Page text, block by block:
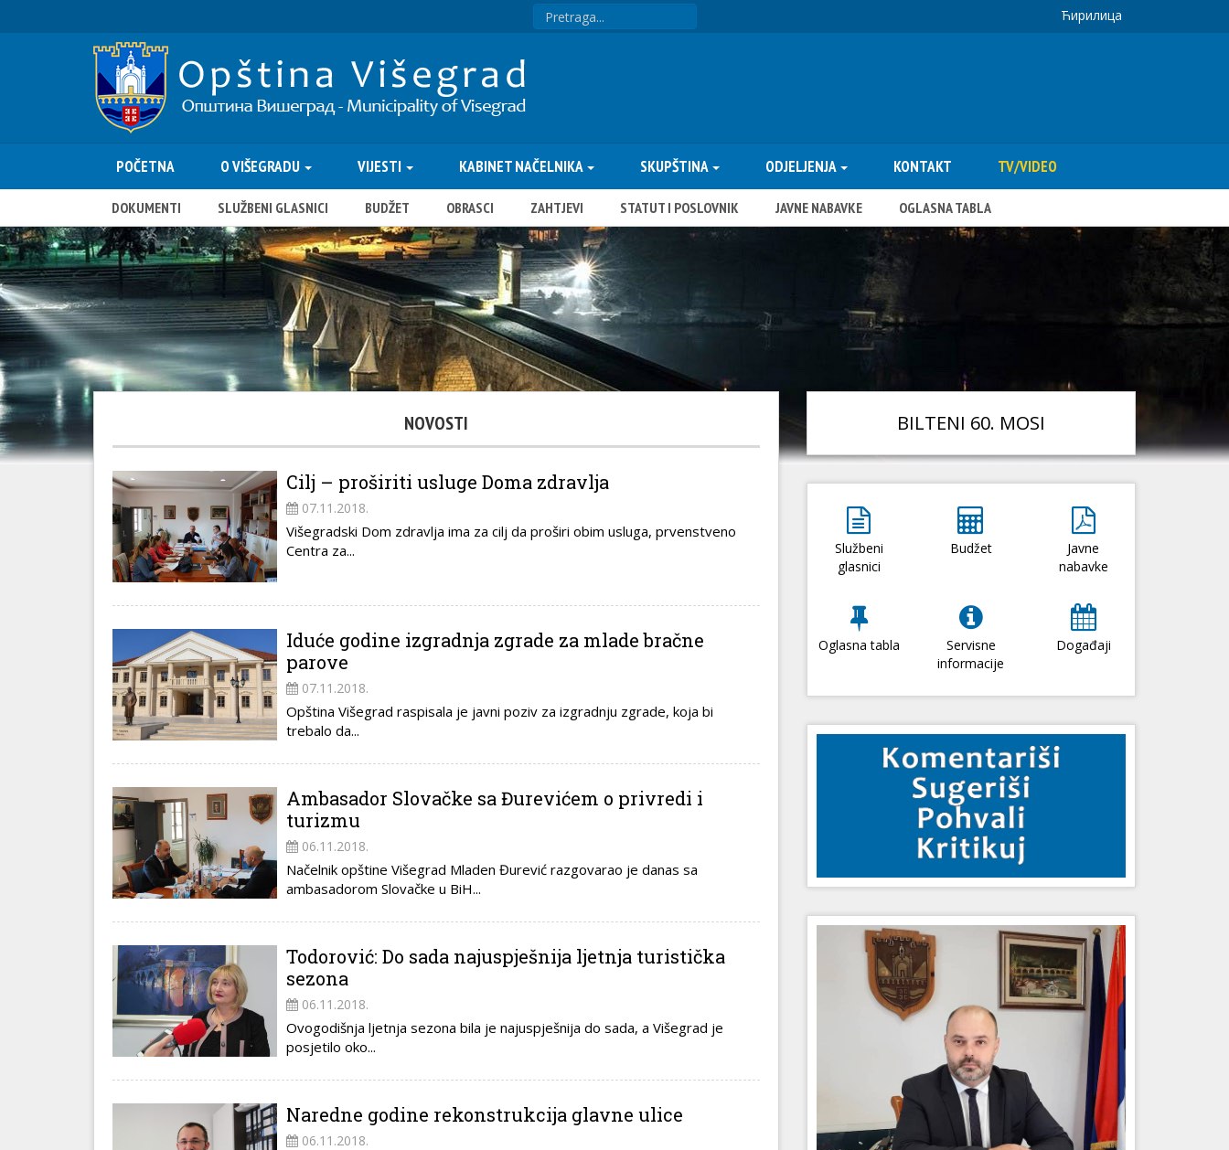
Ћирилица
POČETNA O VIŠEGRADU VIJESTI KABINET NAČELNIKA SKUPŠTINA ODJELJENJA KONTAKT TV/VIDEO
DOKUMENTI SLUŽBENI GLASNICI BUDŽET OBRASCI ZAHTJEVI STATUT I POSLOVNIK JAVNE NABAVKE OGLASNA TABLA
NOVOSTI
Cilj – proširiti usluge Doma zdravlja
07.11.2018.
Višegradski Dom zdravlja ima za cilj da proširi obim usluga, prvenstveno
Centra za...
Iduće godine izgradnja zgrade za mlade bračne
parove
07.11.2018.
Opština Višegrad raspisala je javni poziv za izgradnju zgrade, koja bi
trebalo da...
Ambasador Slovačke sa Đurevićem o privredi i
turizmu
06.11.2018.
Načelnik opštine Višegrad Mladen Đurević razgovarao je danas sa
ambasadorom Slovačke u BiH...
Todorović: Do sada najuspješnija ljetnja turistička
sezona
06.11.2018.
Ovogodišnja ljetnja sezona bila je najuspješnija do sada, a Višegrad je
posjetilo oko...
Naredne godine rekonstrukcija glavne ulice
06.11.2018.
BILTENI 60. MOSI
Službeni
glasnici
Budžet
Javne
nabavke
Oglasna tabla
Servisne
informacije
Događaji